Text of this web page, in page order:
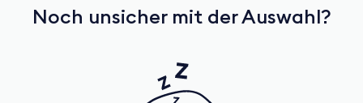
Noch unsicher mit der Auswahl?